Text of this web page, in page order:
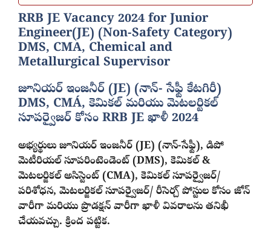
RRB JE Vacancy 2024 for Junior
Engineer(JE) (Non-Safety Category)
DMS, CMA, Chemical and
Metallurgical Supervisor
జూనియర్ ఇంజనీర్ (JE) (నాన్- సేఫ్టీ కేటగిరీ)
DMS, CMÁ, కెమికల్ మరియు మెటలర్టికల్
సూపర్వైజర్ కోసం RRB JE ఖాళీ 2024
అభ్యర్థులు జూనియర్ ఇంజనీర్ (JE) (నాన్-సేఫ్టీ), డిపో
మెటీరియల్ సూపరింటెండెంట్ (DMS), కెమికల్ &
మెటలర్జికల్ అసిస్టెంట్ (CMA), కెమికల్ సూపర్వైజర్/
పరిశోధన, మెటలర్జికల్ సూపర్వైజర్/ రీసెర్చ్ పోస్టుల కోసం జోన్
వారీగా మరియు ప్రొడక్షన్ వారీగా ఖాళీ వివరాలను తనిఖీ
చేయవచ్చు. క్రింద పట్టిక.